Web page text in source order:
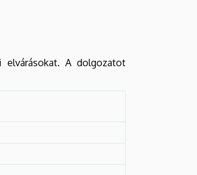
A dolgozatot